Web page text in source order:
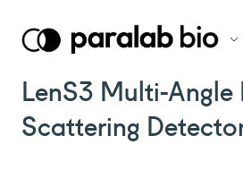
LenS3 Multi-Angle
Scattering